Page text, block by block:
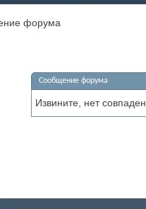
форума
Сообщение форума
Извините, нет